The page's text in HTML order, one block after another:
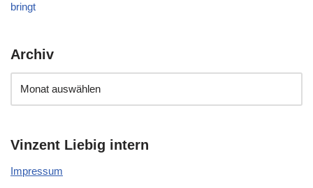
bringt
Archiv
Vinzent Liebig intern
Impressum